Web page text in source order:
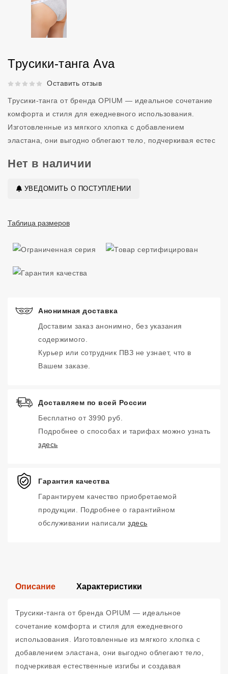
Трусики-танга Ava
Рейтинг 5 из 5.Оставить отзыв
Трусики-танга от бренда OPIUM — идеальное сочетание
комфорта и стиля для ежедневного использования.
Изготовленные из мягкого хлопка с добавлением
эластана, они выгодно облегают тело, подчеркивая естес
Нет в наличии
УВЕДОМИТЬ О ПОСТУПЛЕНИИ
Таблица размеров
Анонимная доставка
Доставим заказ анонимно, без указания
содержимого.
Курьер или сотрудник ПВЗ не узнает, что в
Вашем заказе.
Доставляем по всей России
Бесплатно от 3990 руб.
Подробнее о способах и тарифах можно узнать
здесь
Гарантия качества
Гарантируем качество приобретаемой
продукции. Подробнее о гарантийном
обслуживании написали здесь
Описание Характеристики
Трусики-танга от бренда OPIUM — идеальное
сочетание комфорта и стиля для ежедневного
использования. Изготовленные из мягкого хлопка с
добавлением эластана, они выгодно облегают тело,
подчеркивая естественные изгибы и создавая